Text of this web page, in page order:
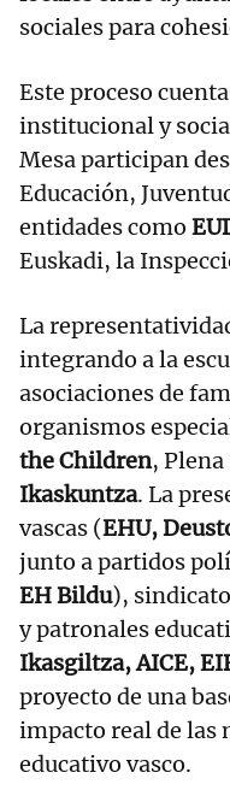
sociales para
Este proceso
institucional y
Mesa participan
Educación,
entidades como
Euskadi, la
La
integrando a la
asociaciones de
organismos
the Children,
Ikaskuntza. La
vascas (EHU,
junto a partidos
EH Bildu),
y patronales
Ikasgiltza, AICE,
proyecto de una
impacto real de las
educativo vasco.